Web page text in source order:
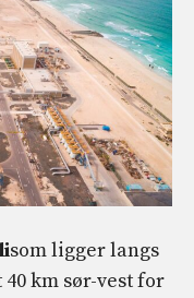
som ligger langs
km sør-vest for